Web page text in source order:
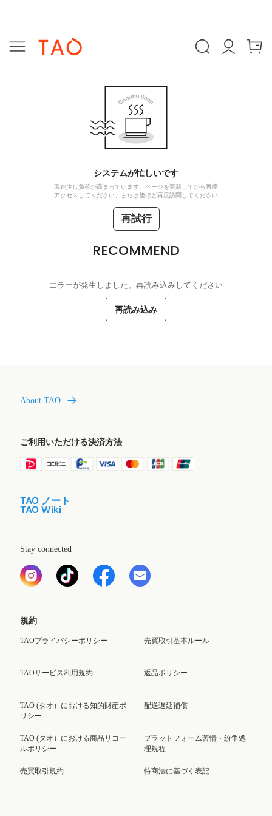
システムが忙しいです
現在少し負荷が高まっています。ページを更新してから再度
アクセスしてください、または後ほど再度訪問してください
再試行
RECOMMEND
エラーが発生しました。再読み込みしてください
再読み込み
About TAO
ご利用いただける決済方法
TAO ノート
TAO Wiki
Stay connected
規約
TAOプライバシーポリシー
TAOサービス利用規約
TAO (タオ）における知的財産ポ
リシー
TAO (タオ）における商品リコー
ルポリシー
売買取引規約
売買取引基本ルール
返品ポリシー
配送遅延補償
プラットフォーム苦情・紛争処
理規程
特商法に基づく表記